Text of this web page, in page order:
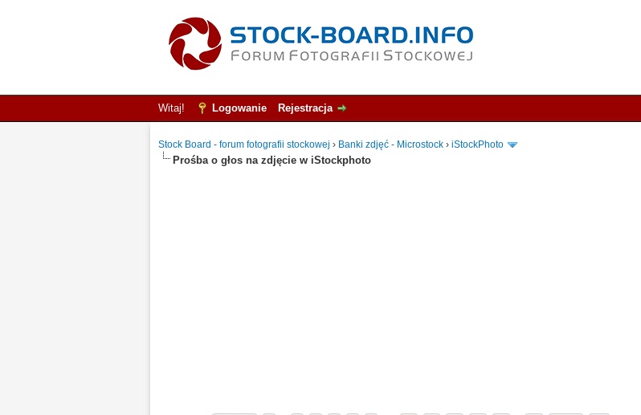
Witaj! Logowanie Rejestracja
Stock Board - forum fotografii stockowej › Banki zdjęć - Microstock › iStockPhoto
Prośba o głos na zdjęcie w iStockphoto